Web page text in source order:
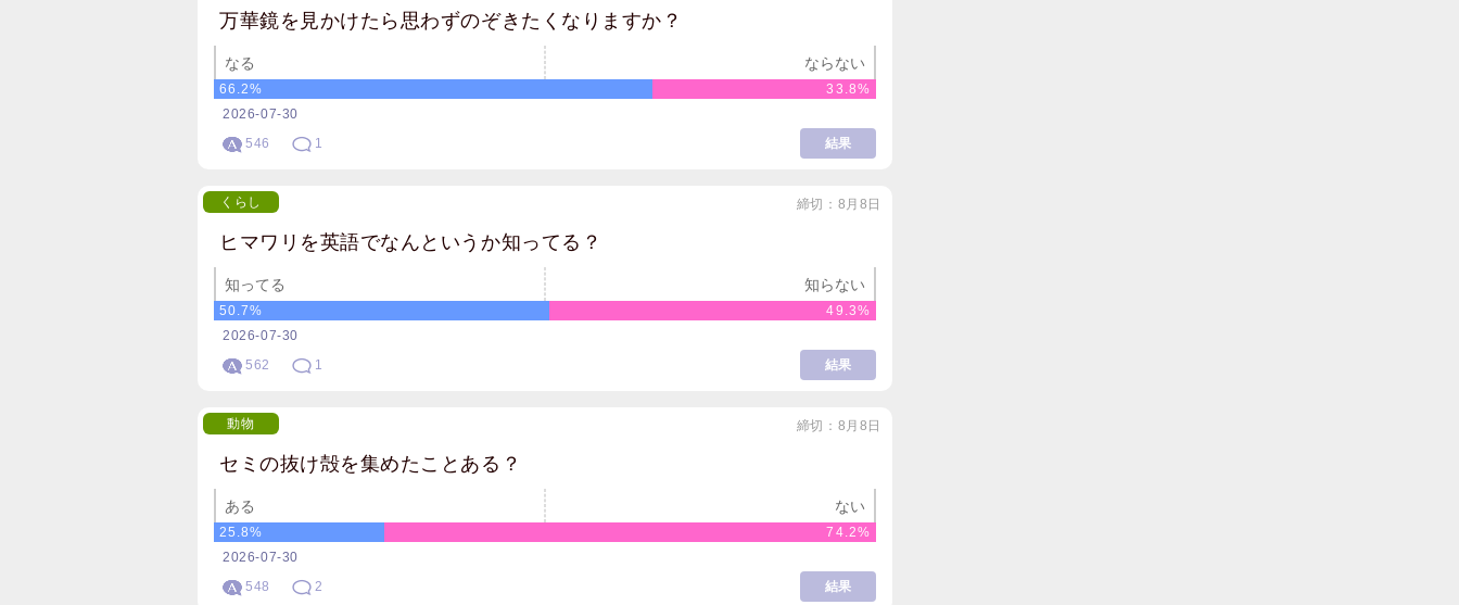
万華鏡を見かけたら思わずのぞきたくなりますか？
なる ならない
66.2%
33.8%
2026-07-30
546
1 結果
ヒマワリを英語でなんというか知ってる？
締切：8月8日
くらし
知ってる 知らない
50.7%
49.3%
2026-07-30
562
1 結果
セミの抜け殻を集めたことある？
締切：8月8日
動物
ある ない
25.8%
74.2%
2026-07-30
548
2 結果